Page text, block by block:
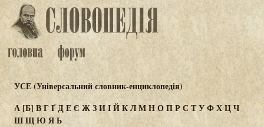
УСЕ (Універсальний словник-енциклопедія)
А[Б] ВГҐДЕЄ ЖЗИІЙКЛМНОПР СТУФХЦЧ
ШЩЮЯЬ